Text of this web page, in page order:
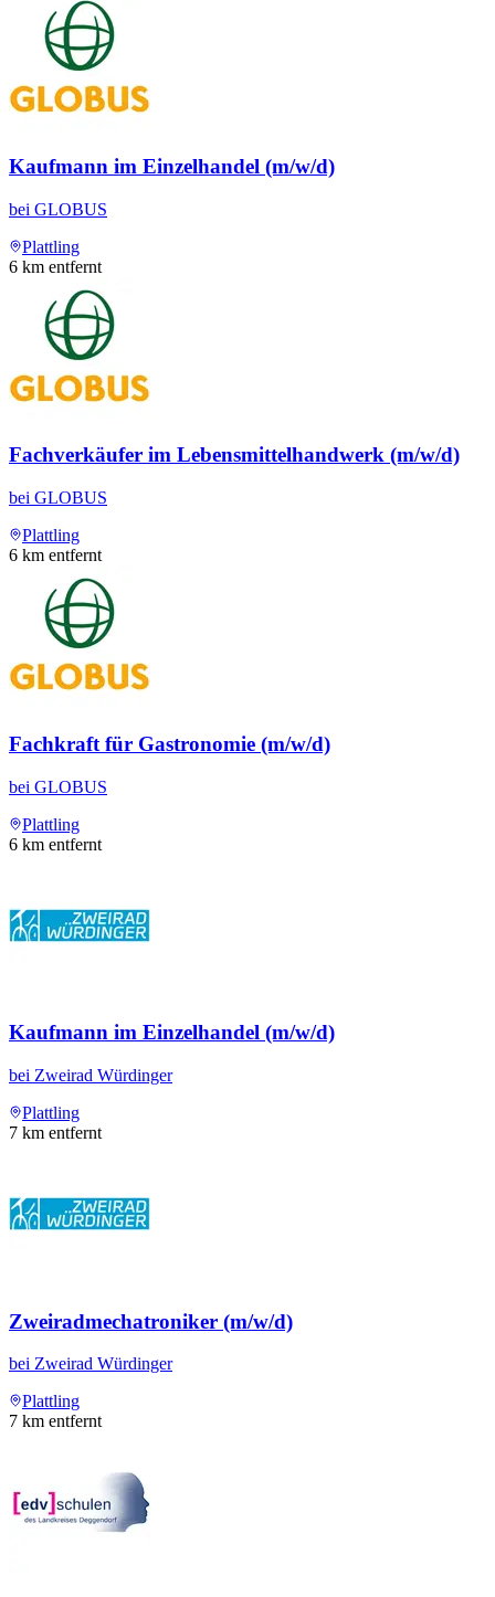
Kaufmann im Einzelhandel (m/w/d)
bei GLOBUS
Plattling
6 km entfernt
Fachverkäufer im Lebensmittelhandwerk (m/w/d)
bei GLOBUS
Plattling
6 km entfernt
Fachkraft für Gastronomie (m/w/d)
bei GLOBUS
Plattling
6 km entfernt
Kaufmann im Einzelhandel (m/w/d)
bei Zweirad Würdinger
Plattling
7 km entfernt
Zweiradmechatroniker (m/w/d)
bei Zweirad Würdinger
Plattling
7 km entfernt